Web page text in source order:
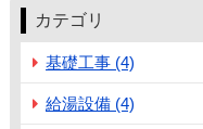
カテゴリ
基礎工事 (4)
給湯設備 (4)